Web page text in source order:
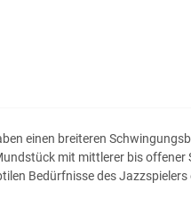
einen breiteren
mit mittlerer bis
Bedürfnisse des